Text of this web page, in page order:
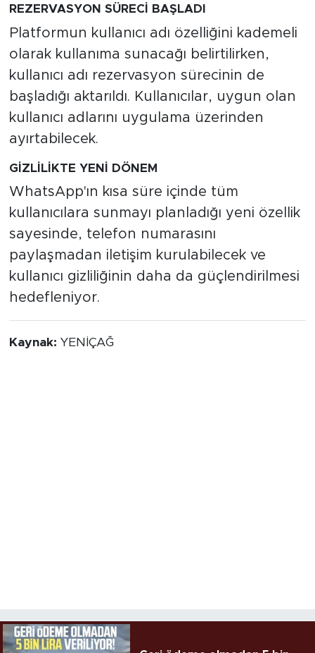
REZERVASYON SÜRECİ BAŞLADI
Platformun kullanıcı adı özelliğini kademeli
olarak kullanıma sunacağı belirtilirken,
kullanıcı adı rezervasyon sürecinin de
başladığı aktarıldı. Kullanıcılar, uygun olan
kullanıcı adlarını uygulama üzerinden
ayırtabilecek.
GİZLİLİKTE YENİ DÖNEM
WhatsApp'ın kısa süre içinde tüm
kullanıcılara sunmayı planladığı yeni özellik
sayesinde, telefon numarasını
paylaşmadan iletişim kurulabilecek ve
kullanıcı gizliliğinin daha da güçlendirilmesi
hedefleniyor.
Kaynak: YENİÇAĞ